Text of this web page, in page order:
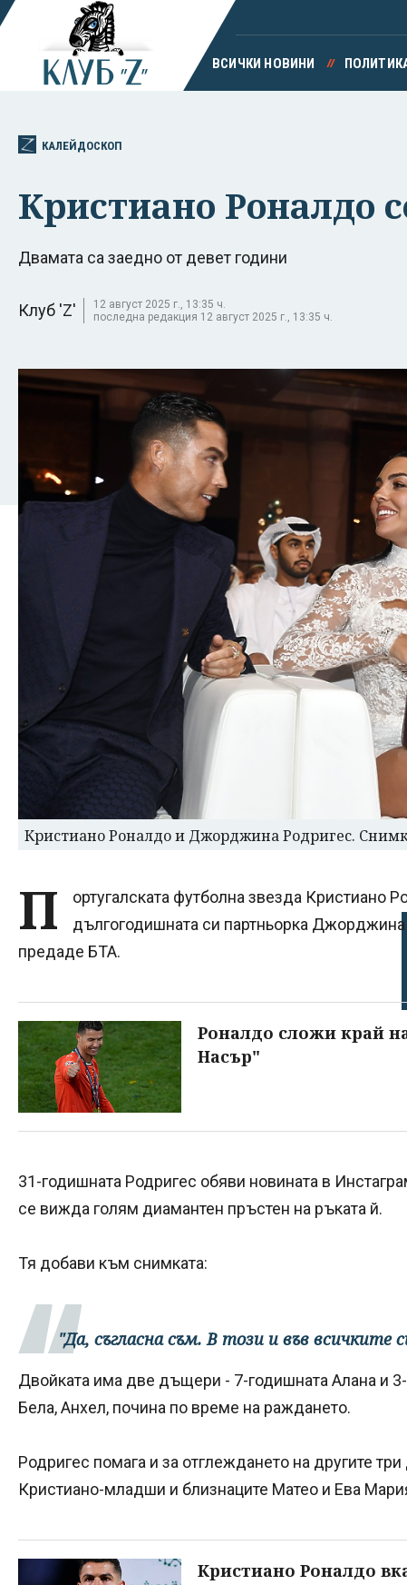
ВСИЧКИ НОВИНИ
КАЛЕЙДОСКОП
Кристиано Роналдо
Двамата са заедно от девет години
Клуб 'Z'
12 август 2025 г., 13:35 ч.
последна редакция 12 август 2025 г., 13:35 ч.
Кристиано Роналдо и Джорджина Родригес.
П
ортугалската футболна звезда Кристиано
дългогодишната си партньорка
предаде БТА.
Роналдо сложи край
Насър"
31-годишната Родригес обяви новината в
се вижда голям диамантен пръстен на ръката й.
Тя добави към снимката:
"Да, съгласна съм. В този и във всичките
Двойката има две дъщери - 7-годишната Алана и
Бела, Анхел, почина по време на раждането.
Родригес помага и за отглеждането на другите
Кристиано-младши и близнаците Матео и Ева
Кристиано Роналдо